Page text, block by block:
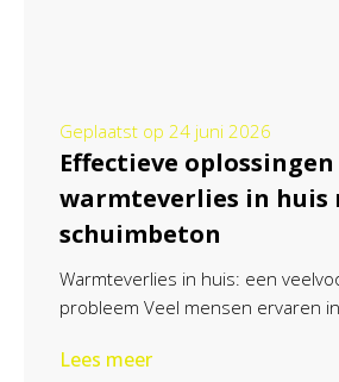
Geplaatst op 24 juni 2026
Effectieve
warmteverlies in huis
schuimbeton
Warmteverlies in huis: een
probleem Veel mensen ervaren in
Lees meer